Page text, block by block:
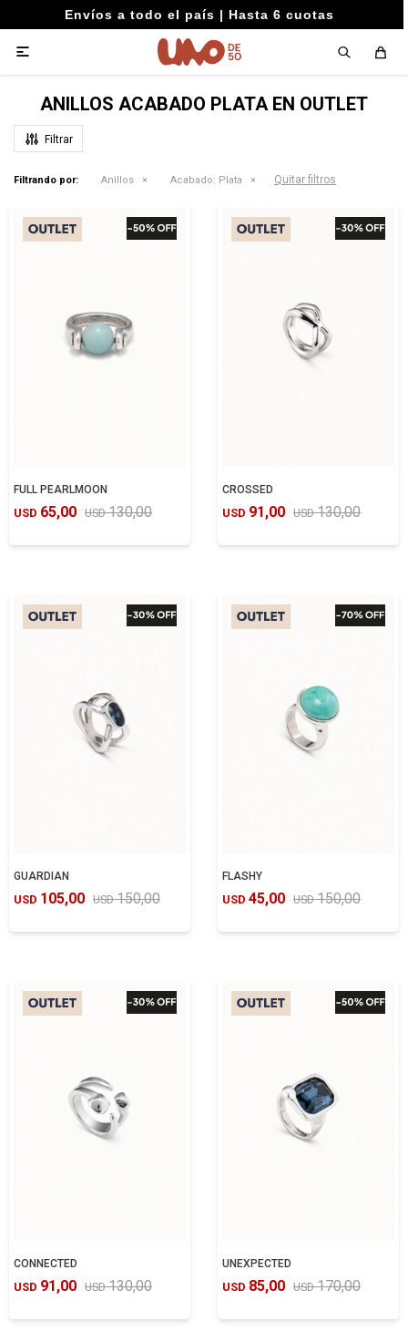
Envíos a todo el país | Hasta 6 cuotas

ANILLOS ACABADO PLATA EN OUTLET
Filtrando por: Anillos Acabado: Plata Quitar filtros
FULL PEARLMOON
USD 65,00 USD 130,00
CROSSED
USD 91,00 USD 130,00
GUARDIAN
USD 105,00 USD 150,00
FLASHY
USD 45,00 USD 150,00
CONNECTED
USD 91,00 USD 130,00
UNEXPECTED
USD 85,00 USD 170,00